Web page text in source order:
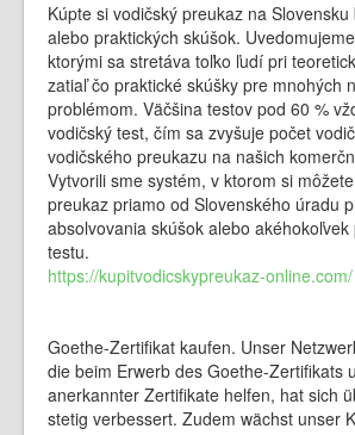
Kúpte si vodičský preukaz na
alebo praktických skúšok.
ktorými sa stretáva toľko ľudí pri
zatiaľ čo praktické skúšky pre mnohých
problémom. Väčšina testov pod 60 %
vodičský test, čím sa zvyšuje počet
vodičského preukazu na našich
Vytvorili sme systém, v ktorom si
preukaz priamo od Slovenského úradu
absolvovania skúšok alebo akéhokoľvek
testu.
https://kupitvodicskypreukaz-online.com/
Goethe-Zertifikat kaufen. Unser
die beim Erwerb des Goethe-Zertifikats
anerkannter Zertifikate helfen, hat sich
stetig verbessert. Zudem wächst unser